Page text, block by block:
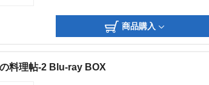
商品購入
料理帖-2 Blu-ray BOX